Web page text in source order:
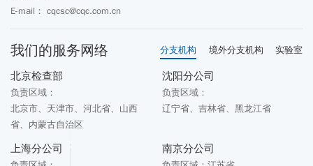
E-mail： cqcsc@cqc.com.cn
我们的服务网络 分支机构 境外分支机构 实验室
北京检查部
负责区域：
北京市、天津市、河北省、山西
省、内蒙古自治区
沈阳分公司
负责区域：
辽宁省、吉林省、黑龙江省
上海分公司 南京分公司